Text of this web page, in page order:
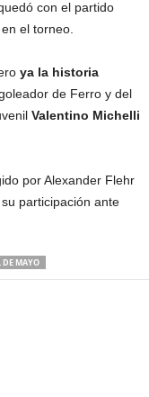
con el partido
el torneo.
ya la historia
de Ferro y del
Valentino Michelli
por Alexander Flehr
su participación ante
DE MAYO